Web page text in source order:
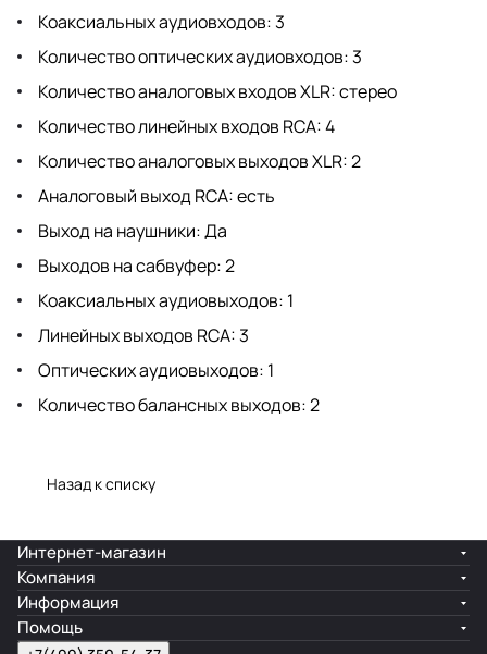
Коаксиальных аудиовходов: 3
Количество оптических аудиовходов: 3
Количество аналоговых входов XLR: стерео
Количество линейных входов RCA: 4
Количество аналоговых выходов XLR: 2
Аналоговый выход RCA: есть
Выход на наушники: Да
Выходов на сабвуфер: 2
Коаксиальных аудиовыходов: 1
Линейных выходов RCA: 3
Оптических аудиовыходов: 1
Количество балансных выходов: 2
Назад к списку
Интернет-магазин
Компания
Информация
Помощь